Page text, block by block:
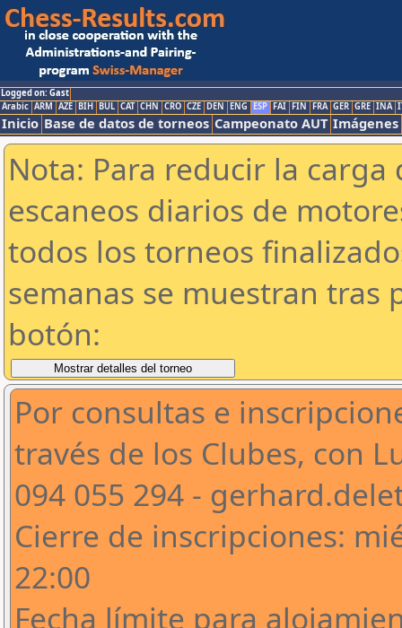
Logged on: Gast
Arabic ARM AZE BIH BUL CAT CHN CRO CZE DEN ENG ESP FAI FIN FRA GER GRE INA
Inicio Base de datos de torneos Campeonato AUT Imágenes
Nota: Para reducir la
escaneos diarios de
todos los torneos
semanas se muestran tras
botón:
Por consultas e
través de los Clubes, con
094 055 294 -
Cierre de inscripciones:
22:00
Fecha límite para